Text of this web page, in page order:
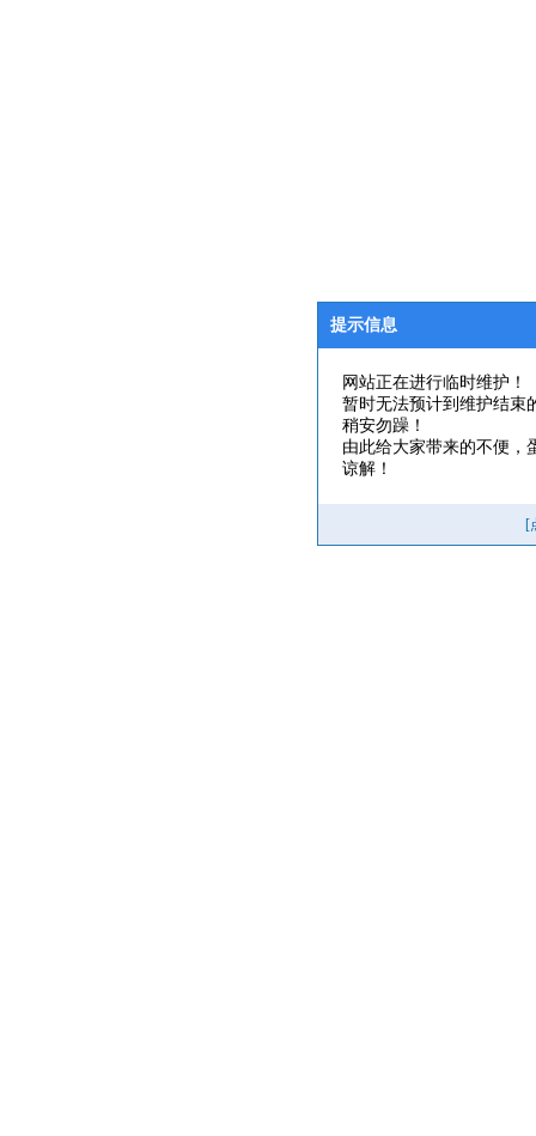
提示信息
网站正在进行临时维护！
暂时无法预计到维护结束
稍安勿躁！
由此给大家带来的不便，
谅解！
[